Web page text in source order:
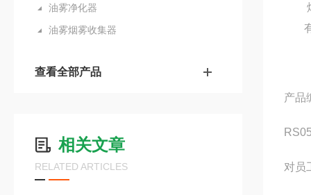
油雾净化器
油雾烟雾收集器
查看全部产品
相关文章
RELATED ARTICLES
产品
对员